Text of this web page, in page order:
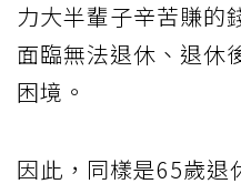
力大半輩子辛苦賺的
面臨無法退休、退休
困境。
因此，同樣是65歲退